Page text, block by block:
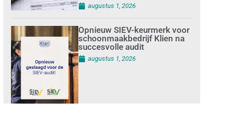
augustus 1, 2026
Opnieuw SIEV-keurmerk voor
schoonmaakbedrijf Klien na
succesvolle audit
augustus 1, 2026